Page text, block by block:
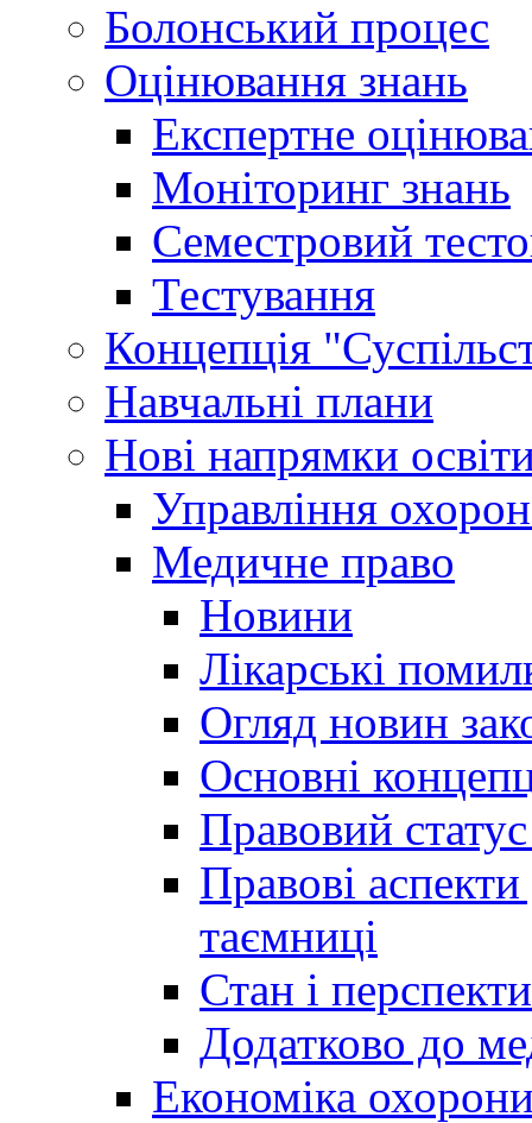
Болонський процес
Оцінювання знань
Експертне
Моніторинг знань
Семестровий
Тестування
Концепція
Навчальні плани
Нові напрямки
Управління
Медичне право
Новини
Лікарські
Огляд новин
Основні
Правовий
Правові
таємниці
Стан і
Додатково до
Економіка